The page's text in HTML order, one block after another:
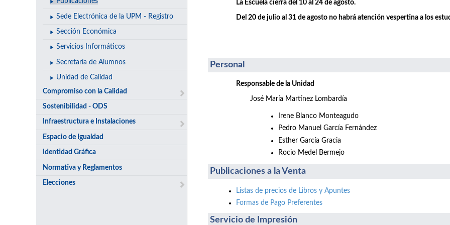
Sede Electrónica de la UPM - Registro
Sección Económica
Servicios Informáticos
Secretaría de Alumnos
Unidad de Calidad
Compromiso con la Calidad
Sostenibilidad - ODS
Infraestructura e Instalaciones
Espacio de Igualdad
Identidad Gráfica
Normativa y Reglamentos
Elecciones
La Escuela cierra del 10 al 24 de agosto.
Del 20 de julio al 31 de agosto no habrá atención vespertina a los
Personal
Responsable de la Unidad
José María Martínez Lombardía
Irene Blanco Monteagudo
Pedro Manuel García Fernández
Esther García Gracia
Rocio Medel Bermejo
Publicaciones a la Venta
Listas de precios de Libros y Apuntes
Formas de Pago Preferentes
Servicio de Impresión